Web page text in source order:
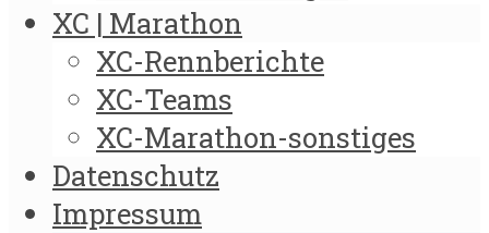
XC | Marathon
XC-Rennberichte
XC-Teams
XC-Marathon-sonstiges
Datenschutz
Impressum